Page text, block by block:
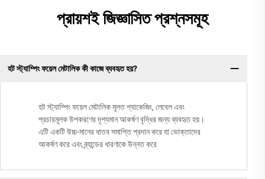
প্রায়শই জিজ্ঞাসিত প্রশ্নসমূহ
হট স্ট্যাম্পিং ফয়েল মেটালিক কী কাজে ব্যবহৃত হয়?
হট স্ট্যাম্পিং ফয়েল মেটালিক মূলত প্যাকেজিং, লেবেল এবং
প্রচারমূলক উপকরণের দৃশ্যমান আকর্ষণ বৃদ্ধির জন্য ব্যবহৃত হয়।
এটি একটি উচ্চ-মানের ধাতব সমাপ্তি প্রদান করে যা ভোক্তাদের
আকর্ষণ করে এবং ব্র্যান্ডের ধারণাকে উন্নত করে